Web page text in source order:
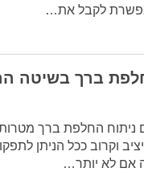
ברך בשיטה
ניתוח החלפת ברך
וקרוב ככל הניתן